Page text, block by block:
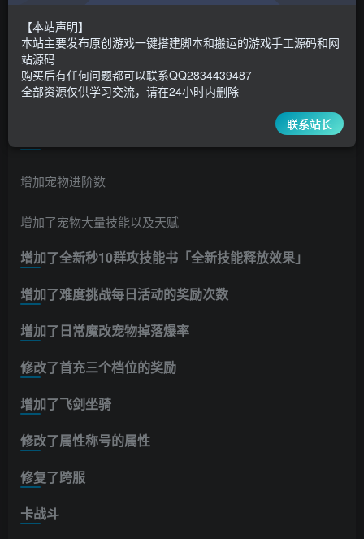
￥9.9 ￥ 30
增加宠物进阶数
增加了宠物大量技能以及天赋
增加了全新秒10群攻技能书「全新技能释放效果」
增加了难度挑战每日活动的奖励次数
增加了日常魔改宠物掉落爆率
修改了首充三个档位的奖励
增加了飞剑坐骑
修改了属性称号的属性
修复了跨服
卡战斗
【本站声明】
本站主要发布原创游戏一键搭建脚本和搬运的游戏手工源码和网
站源码
购买后有任何问题都可以联系QQ2834439487
全部资源仅供学习交流，请在24小时内删除
联系站长